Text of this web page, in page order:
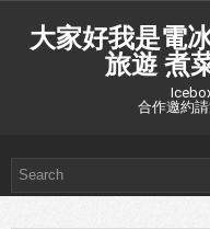
大家好我是電
旅遊 煮
合作邀約